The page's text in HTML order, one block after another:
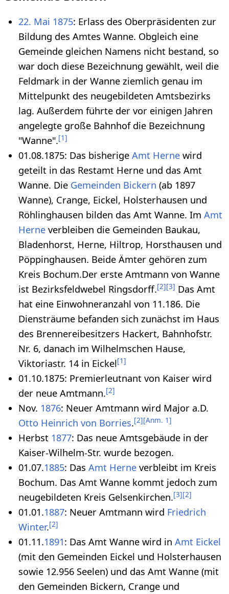
22. Mai 1875: Erlass des Oberpräsidenten zur
Bildung des Amtes Wanne. Obgleich eine
Gemeinde gleichen Namens nicht bestand, so
war doch diese Bezeichnung gewählt, weil die
Feldmark in der Wanne ziemlich genau im
Mittelpunkt des neugebildeten Amtsbezirks
lag. Außerdem führte der vor einigen Jahren
angelegte große Bahnhof die Bezeichnung
"Wanne".[1]
01.08.1875: Das bisherige Amt Herne wird
geteilt in das Restamt Herne und das Amt
Wanne. Die Gemeinden Bickern (ab 1897
Wanne), Crange, Eickel, Holsterhausen und
Röhlinghausen bilden das Amt Wanne. Im Amt
Herne verbleiben die Gemeinden Baukau,
Bladenhorst, Herne, Hiltrop, Horsthausen und
Pöppinghausen. Beide Ämter gehören zum
Kreis Bochum.Der erste Amtmann von Wanne
ist Bezirksfeldwebel Ringsdorff.[2][3] Das Amt
hat eine Einwohneranzahl von 11.186. Die
Diensträume befanden sich zunächst im Haus
des Brennereibesitzers Hackert, Bahnhofstr.
Nr. 6, danach im Wilhelmschen Hause,
Viktoriastr. 14 in Eickel[1]
01.10.1875: Premierleutnant von Kaiser wird
der neue Amtmann.[2]
Nov. 1876: Neuer Amtmann wird Major a.D.
Otto Heinrich von Borries.[2][Anm. 1]
Herbst 1877: Das neue Amtsgebäude in der
Kaiser-Wilhelm-Str. wurde bezogen.
01.07.1885: Das Amt Herne verbleibt im Kreis
Bochum. Das Amt Wanne kommt jedoch zum
neugebildeten Kreis Gelsenkirchen.[3][2]
01.01.1887: Neuer Amtmann wird Friedrich
Winter.[2]
01.11.1891: Das Amt Wanne wird in Amt Eickel
(mit den Gemeinden Eickel und Holsterhausen
sowie 12.956 Seelen) und das Amt Wanne (mit
den Gemeinden Bickern, Crange und